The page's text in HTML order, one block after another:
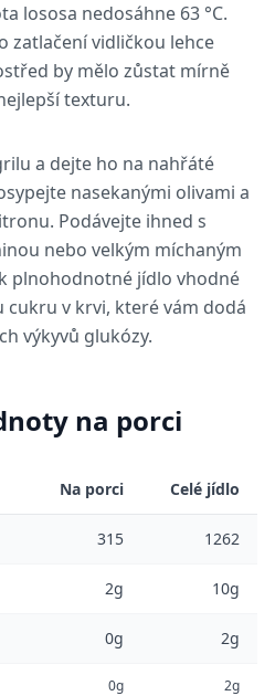
lososa nedosáhne 63 °C.
zatlačení vidličkou lehce
by mělo zůstat mírně
texturu.
a dejte ho na nahřáté
nasekanými olivami a
Podávejte ihned s
nebo velkým míchaným
plnohodnotné jídlo vhodné
v krvi, které vám dodá
výkyvů glukózy.
na porci
Na porci Celé jídlo
315 1262
2g 10g
0g 2g
0g 2g